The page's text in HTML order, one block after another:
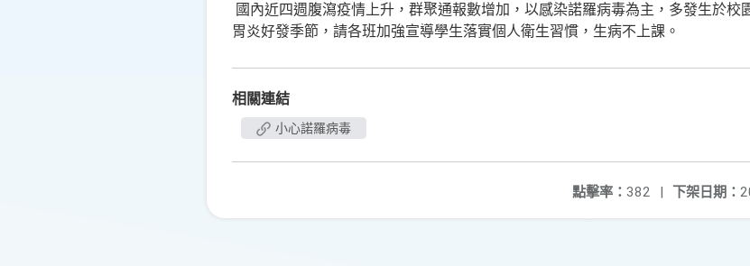
國內近四週腹瀉疫情上升，群聚通報數增加，以感染諾羅病毒為主，多發生於校
胃炎好發季節，請各班加強宣導學生落實個人衛生習慣，生病不上課。
相關連結
小心諾羅病毒
下架日期：
點擊率： 382 |